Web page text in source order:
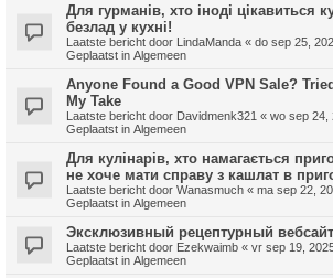
Для гурманів, хто іноді цікавиться
безлад у кухні!
Laatste bericht door LindaManda « do sep 25,
Geplaatst in Algemeen
Anyone Found a Good VPN Sale?
My Take
Laatste bericht door Davidmenk321 « wo sep 24,
Geplaatst in Algemeen
Для кулінарів, хто намагається
не хоче мати справу з кашлат в
Laatste bericht door Wanasmuch « ma sep 22,
Geplaatst in Algemeen
Эксклюзивный рецептурный вебсайт
Laatste bericht door Ezekwaimb « vr sep 19,
Geplaatst in Algemeen